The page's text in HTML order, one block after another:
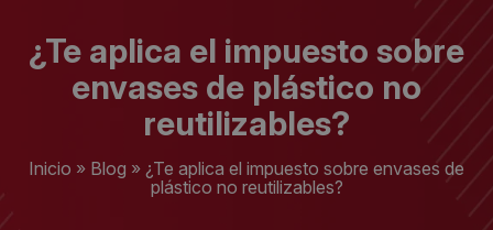
¿Te aplica el impuesto sobre
envases de plástico no
reutilizables?
Inicio » Blog » ¿Te aplica el impuesto sobre envases de
plástico no reutilizables?